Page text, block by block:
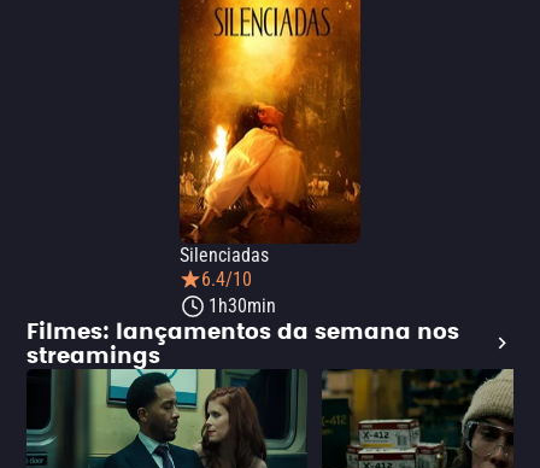
Silenciadas
6.4/10
1h30min
Filmes: lançamentos da semana nos
streamings